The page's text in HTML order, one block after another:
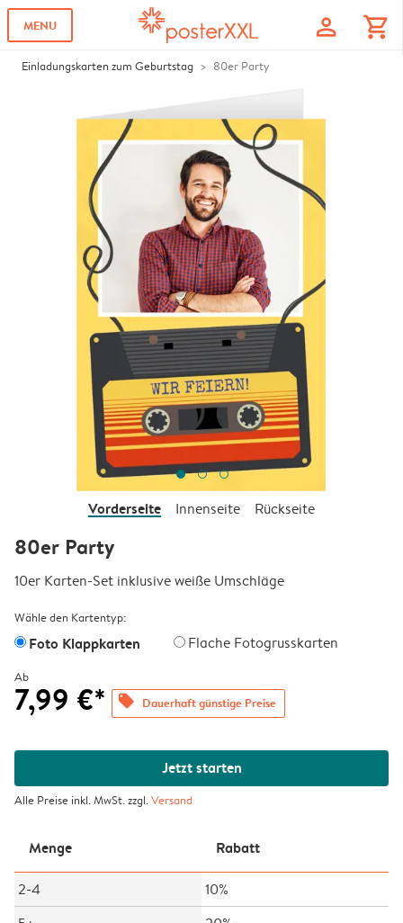
MENU profile shopping_cart
Einladungskarten zum Geburtstag 80er Party
Vorderseite Innenseite Rückseite
80er Party
10er Karten-Set inklusive weiße Umschläge
Wähle den Kartentyp:
Foto Klappkarten Flache Fotogrusskarten
Ab
7,99 €* offers Dauerhaft günstige Preise
Jetzt starten
Alle Preise inkl. MwSt. zzgl.Versand
Menge Rabatt
2-4
10%